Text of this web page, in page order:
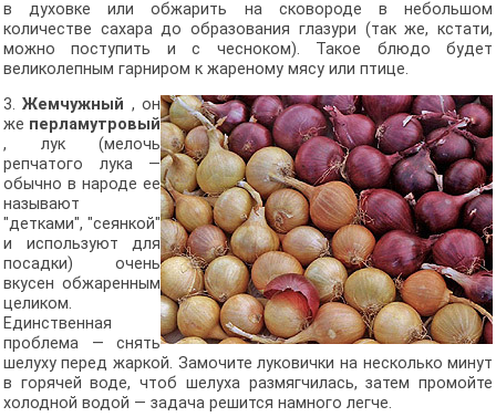
в духовке или обжарить на сковороде в небольшом
количестве сахара до образования глазури (так же, кстати,
можно поступить и с чесноком). Такое блюдо будет
великолепным гарниром к жареному мясу или птице.
3.Жемчужный , он
же перламутровый
, лук (мелочь
репчатого лука —
обычно в народе ее
называют
"детками", "сеянкой"
и используют для
посадки) очень
вкусен обжаренным
целиком.
Единственная
проблема — снять
шелуху перед жаркой. Замочите луковички на несколько минут
в горячей воде, чтоб шелуха размягчилась, затем промойте
холодной водой — задача решится намного легче.